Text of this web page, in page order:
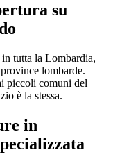
su
tutta la Lombardia,
lombarde.
piccoli comuni del
è la stessa.
in